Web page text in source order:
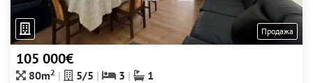
Продажа
105 000€
80m2 5/5 3
1